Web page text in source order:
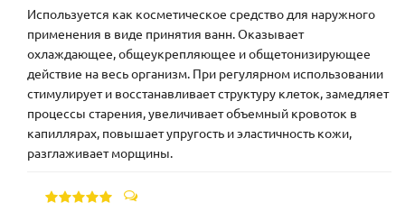
Используется как косметическое средство для наружного
применения в виде принятия ванн. Оказывает
охлаждающее, общеукрепляющее и общетонизирующее
действие на весь организм. При регулярном использовании
стимулирует и восстанавливает структуру клеток, замедляет
процессы старения, увеличивает объемный кровоток в
капиллярах, повышает упругость и эластичность кожи,
разглаживает морщины.